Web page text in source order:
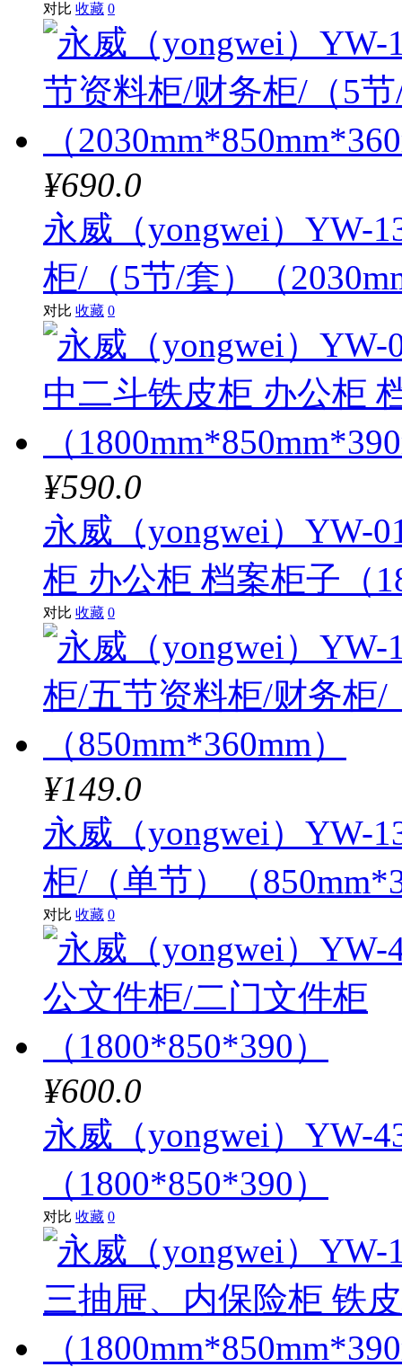
对比 收藏 0
¥690.0
永威（yongwei）YW-
柜/（5节/套）（
对比 收藏 0
¥590.0
永威（yongwei）YW-
柜 办公柜 档案柜子（
对比 收藏 0
¥149.0
永威（yongwei）YW-
柜/（单节）（
对比 收藏 0
¥600.0
永威（yongwei）YW-
（1800*850*390）
对比 收藏 0